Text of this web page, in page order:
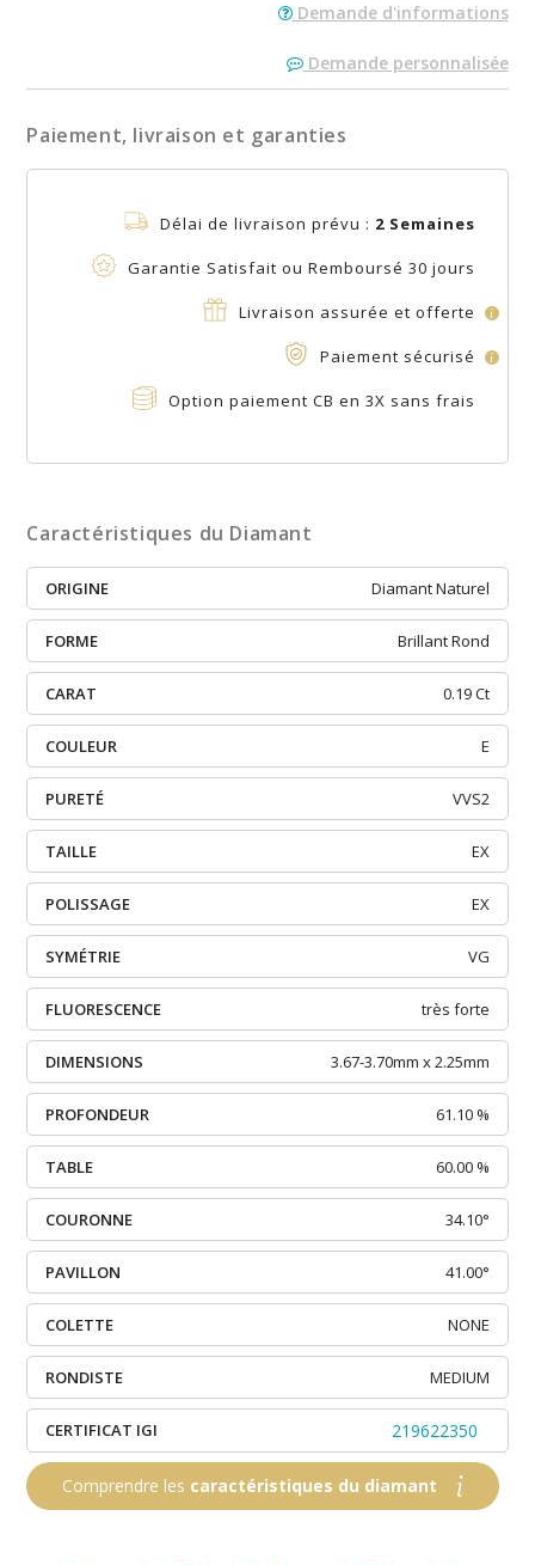
Demande d'informations
Demande personnalisée
Paiement, livraison et garanties
Délai de livraison prévu : 2 Semaines
Garantie Satisfait ou Remboursé 30 jours
Livraison assurée et offerte i
Paiement sécurisé i
Option paiement CB en 3X sans frais
Caractéristiques du Diamant
ORIGINE Diamant Naturel
FORME Brillant Rond
CARAT 0.19 Ct
COULEUR E
PURETÉ VVS2
TAILLE EX
POLISSAGE EX
SYMÉTRIE VG
FLUORESCENCE très forte
DIMENSIONS 3.67-3.70mm x 2.25mm
PROFONDEUR 61.10 %
TABLE 60.00 %
COURONNE 34.10°
PAVILLON 41.00°
COLETTE NONE
RONDISTE MEDIUM
CERTIFICAT IGI 219622350
Comprendre les caractéristiques du diamant